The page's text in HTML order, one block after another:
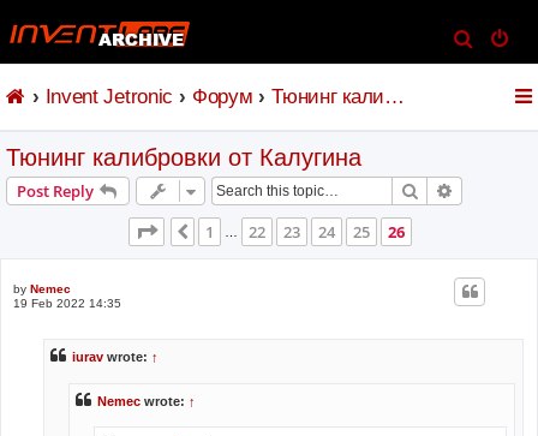
e
Invent Jetronic Форум Тюнинг калибровки от Калугина
Тюнинг калибровки от Калугина
Post Reply Search
Page
26 of 26
Previous
1 22 23 24 25 26
by Nemec
19 Feb 2022 14:35
iurav wrote: ↑
Nemec wrote: ↑